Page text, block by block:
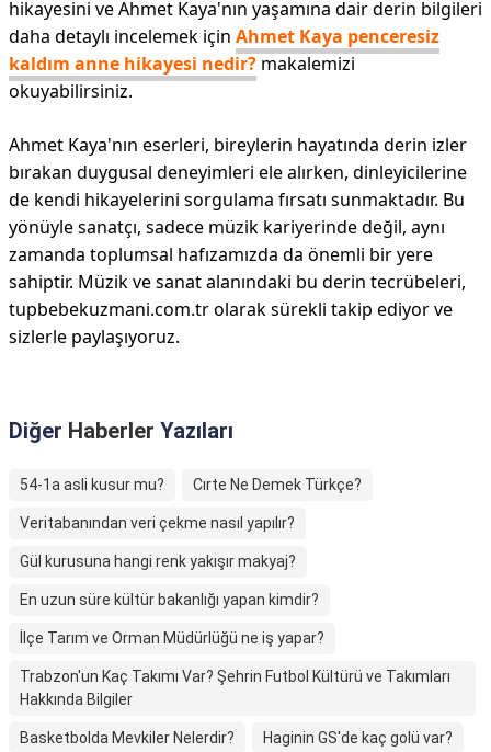
hikayesini ve Ahmet Kaya'nın yaşamına dair derin bilgileri
daha detaylı incelemek için Ahmet Kaya penceresiz
kaldım anne hikayesi nedir? makalemizi
okuyabilirsiniz.
Ahmet Kaya'nın eserleri, bireylerin hayatında derin izler
bırakan duygusal deneyimleri ele alırken, dinleyicilerine
de kendi hikayelerini sorgulama fırsatı sunmaktadır. Bu
yönüyle sanatçı, sadece müzik kariyerinde değil, aynı
zamanda toplumsal hafızamızda da önemli bir yere
sahiptir. Müzik ve sanat alanındaki bu derin tecrübeleri,
tupbebekuzmani.com.tr olarak sürekli takip ediyor ve
sizlerle paylaşıyoruz.
Diğer Haberler Yazıları
54-1a asli kusur mu? Cırte Ne Demek Türkçe?
Veritabanından veri çekme nasıl yapılır?
Gül kurusuna hangi renk yakışır makyaj?
En uzun süre kültür bakanlığı yapan kimdir?
İlçe Tarım ve Orman Müdürlüğü ne iş yapar?
Trabzon'un Kaç Takımı Var? Şehrin Futbol Kültürü ve Takımları
Hakkında Bilgiler
Basketbolda Mevkiler Nelerdir? Haginin GS'de kaç golü var?